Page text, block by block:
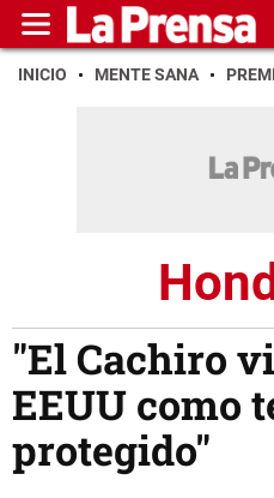
INICIO MENTE SANA
"El Cachiro
EEUU como
protegido"